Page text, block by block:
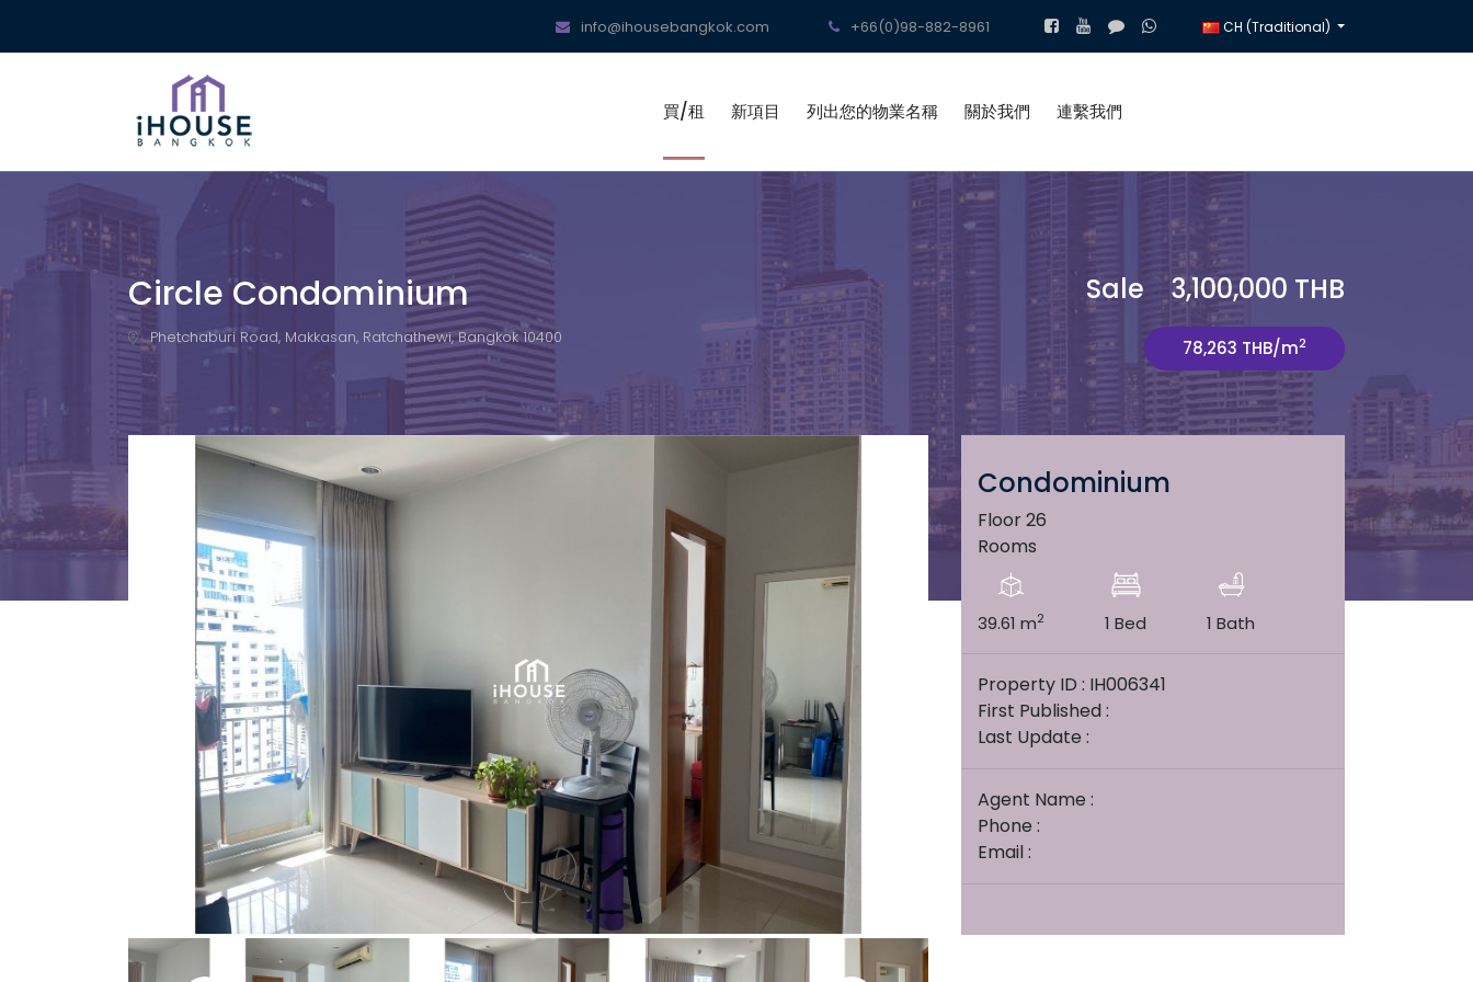
info@ihousebangkok.com +66(0)98-882-8961 CH (Traditional)
買/租 新項目 列出您的物業名稱 關於我們 連繫我們
Circle Condominium
Phetchaburi Road, Makkasan, Ratchathewi, Bangkok 10400
Sale 3,100,000 THB
78,263 THB/m2
Condominium
Floor 26
Rooms
39.61 m2 1 Bed 1 Bath
Property ID : IH006341
First Published :
Last Update :
Agent Name :
Phone :
Email :